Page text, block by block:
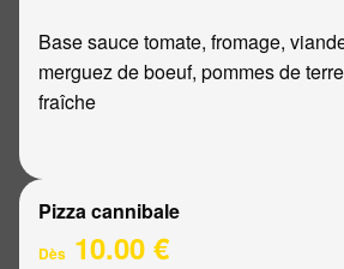
Base sauce tomate, fromage,
merguez de boeuf, pommes de
fraîche
Pizza cannibale
Dès 10.00 €